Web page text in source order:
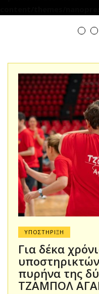
ΥΠΟΣΤΗΡΙΞΗ
Για δέκα
πυρήνα της
ΤΖΑΜΠΟΛ